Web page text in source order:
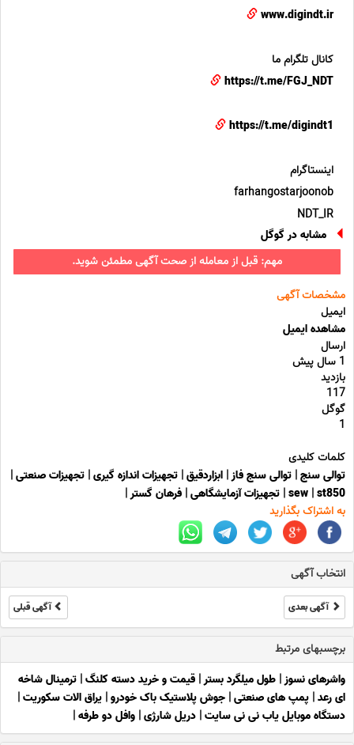
www.digindt.ir
کانال تلگرام ما
https://t.me/FGJ_NDT
https://t.me/digindt1
اینستاگرام
farhangostarjoonob
NDT_IR
مشابه در گوگل
مهم: قبل از معامله از صحت آگهی مطمئن شوید.
مشخصات آگهی
ایمیل
مشاهده ایمیل
ارسال
1 سال پیش
بازدید
117
گوگل
1
کلمات کلیدی
توالی سنج| توالی سنج فاز| ابزاردقیق| تجهیزات اندازه گیری| تجهیزات صنعتی|
sew |st850
| تجهیزات آزمایشگاهی| فرهان گستر|
به اشتراک بگذارید
انتخاب آگهی
آگهی بعدی آگهی قبلی
برچسبهای مرتبط
واشرهای نسوز| طول میلگرد بستر| قیمت و خرید دسته کلنگ| ترمینال شاخه
ای رعد| پمپ های صنعتی| جوش پلاستیک باک خودرو| یراق الات سکوریت|
دستگاه موبایل یاب نی نی سایت| دریل شارژی| وافل دو طرفه|